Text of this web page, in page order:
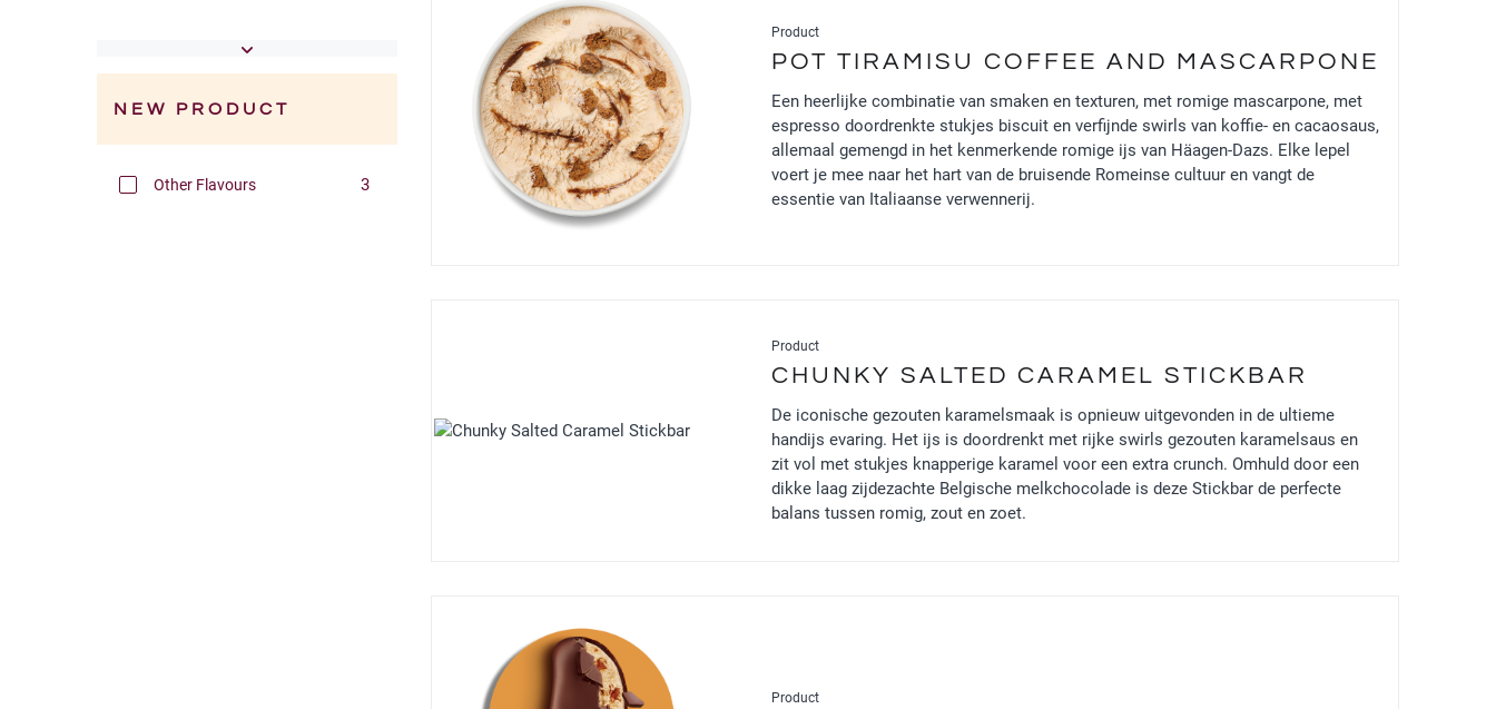
NEW PRODUCT
Other Flavours 3
Product
POT TIRAMISU COFFEE AND MASCARPONE
Een heerlijke combinatie van smaken en texturen, met romige mascarpone, met
espresso doordrenkte stukjes biscuit en verfijnde swirls van koffie- en cacaosaus,
allemaal gemengd in het kenmerkende romige ijs van Häagen-Dazs. Elke lepel
voert je mee naar het hart van de bruisende Romeinse cultuur en vangt de
essentie van Italiaanse verwennerij.
Product
CHUNKY SALTED CARAMEL STICKBAR
De iconische gezouten karamelsmaak is opnieuw uitgevonden in de ultieme
handijs evaring. Het ijs is doordrenkt met rijke swirls gezouten karamelsaus en
zit vol met stukjes knapperige karamel voor een extra crunch. Omhuld door een
dikke laag zijdezachte Belgische melkchocolade is deze Stickbar de perfecte
balans tussen romig, zout en zoet.
Product